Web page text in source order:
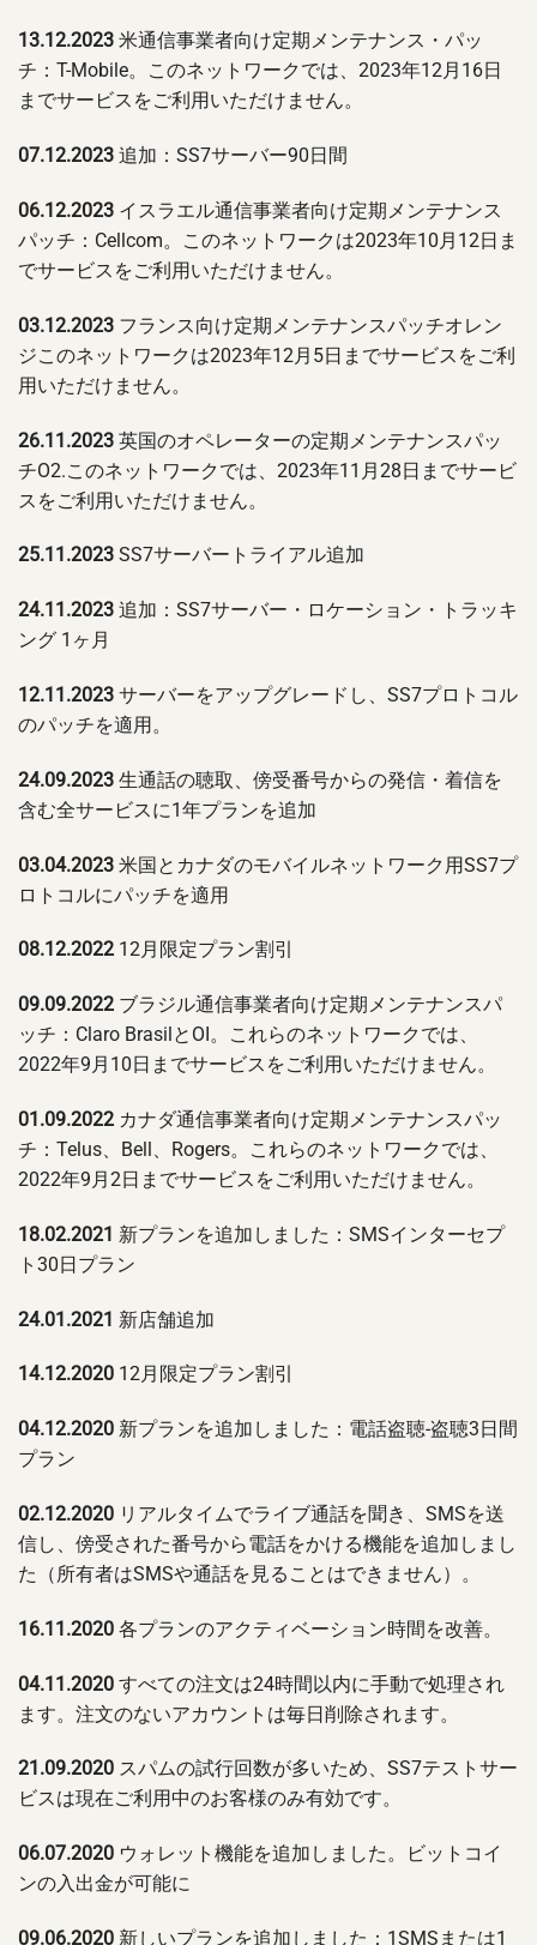
13.12.2023 米通信事業者向け定期メンテナンス・パッ
チ：T-Mobile。このネットワークでは、2023年12月16日
までサービスをご利用いただけません。
07.12.2023 追加：SS7サーバー90日間
06.12.2023 イスラエル通信事業者向け定期メンテナンス
パッチ：Cellcom。このネットワークは2023年10月12日ま
でサービスをご利用いただけません。
03.12.2023 フランス向け定期メンテナンスパッチオレン
ジこのネットワークは2023年12月5日までサービスをご利
用いただけません。
26.11.2023 英国のオペレーターの定期メンテナンスパッ
チO2.このネットワークでは、2023年11月28日までサービ
スをご利用いただけません。
25.11.2023 SS7サーバートライアル追加
24.11.2023 追加：SS7サーバー・ロケーション・トラッキ
ング 1ヶ月
12.11.2023 サーバーをアップグレードし、SS7プロトコル
のパッチを適用。
24.09.2023 生通話の聴取、傍受番号からの発信・着信を
含む全サービスに1年プランを追加
03.04.2023 米国とカナダのモバイルネットワーク用SS7プ
ロトコルにパッチを適用
08.12.2022 12月限定プラン割引
09.09.2022 ブラジル通信事業者向け定期メンテナンスパ
ッチ：Claro BrasilとOI。これらのネットワークでは、
2022年9月10日までサービスをご利用いただけません。
01.09.2022 カナダ通信事業者向け定期メンテナンスパッ
チ：Telus、Bell、Rogers。これらのネットワークでは、
2022年9月2日までサービスをご利用いただけません。
18.02.2021 新プランを追加しました：SMSインターセプ
ト30日プラン
24.01.2021 新店舗追加
14.12.2020 12月限定プラン割引
04.12.2020 新プランを追加しました：電話盗聴-盗聴3日間
プラン
02.12.2020 リアルタイムでライブ通話を聞き、SMSを送
信し、傍受された番号から電話をかける機能を追加しまし
た（所有者はSMSや通話を見ることはできません）。
16.11.2020 各プランのアクティベーション時間を改善。
04.11.2020 すべての注文は24時間以内に手動で処理され
ます。注文のないアカウントは毎日削除されます。
21.09.2020 スパムの試行回数が多いため、SS7テストサー
ビスは現在ご利用中のお客様のみ有効です。
06.07.2020 ウォレット機能を追加しました。ビットコイ
ンの入出金が可能に
09.06.2020 新しいプランを追加しました：1SMSまたは1